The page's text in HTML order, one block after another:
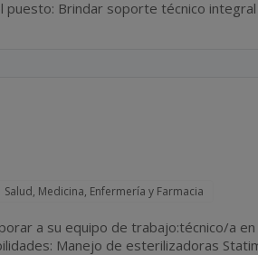
Salud, Medicina, Enfermería y Farmacia
a su equipo de trabajo:técnico/a en